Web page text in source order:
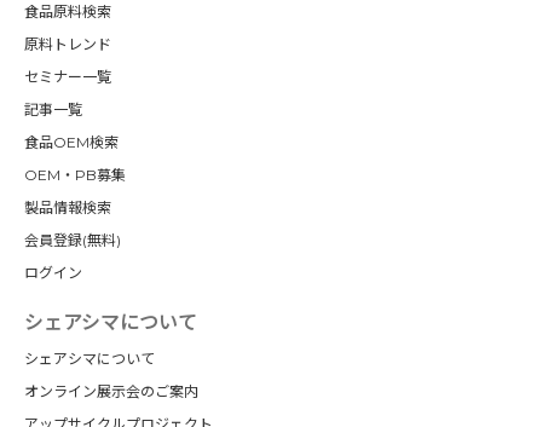
食品原料検索
原料トレンド
セミナー一覧
記事一覧
食品OEM検索
OEM・PB募集
製品情報検索
会員登録(無料)
ログイン
シェアシマについて
シェアシマについて
オンライン展示会のご案内